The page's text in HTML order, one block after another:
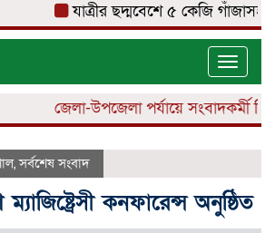
যাত্রীর ছদ্মবেশে ৫ কেজি গাঁজাসহ
Toggle
জেলা-উপজেলা পর্যায়ে সংবাদকর্মী
,সর্বশেষ সংবাদ
কনফারেন্স অনুষ্ঠিত